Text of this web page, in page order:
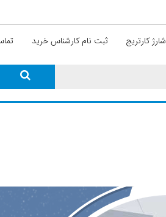
شارژ کارتریج ثبت نام کارشناس خرید